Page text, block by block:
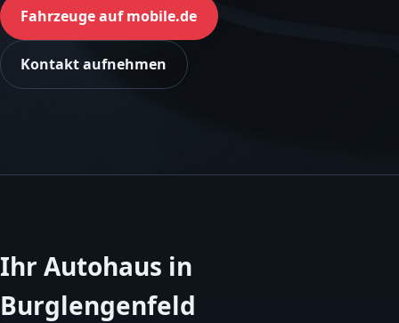
Fahrzeuge auf mobile.de
Kontakt aufnehmen
Ihr Autohaus in
Burglengenfeld